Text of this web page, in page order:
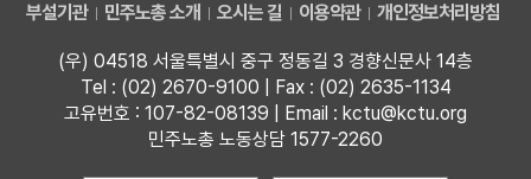
부설기관 민주노총 소개 오시는 길 이용약관 개인정보처리방침
(우) 04518 서울특별시 중구 정동길 3 경향신문사 14층
Tel : (02) 2670-9100 | Fax : (02) 2635-1134
고유번호 : 107-82-08139 | Email : kctu@kctu.org
민주노총 노동상담 1577-2260
전국 노동상담소 안내